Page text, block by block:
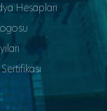
Hesapları